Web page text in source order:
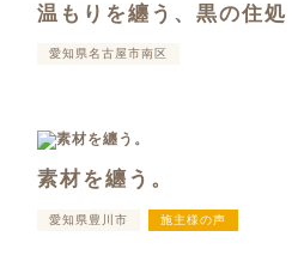
温もりを纏う、黒の住処
愛知県名古屋市南区
素材を纏う。
愛知県豊川市 施主様の声